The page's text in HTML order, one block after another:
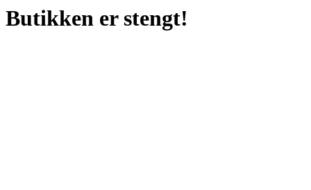
Butikken er stengt!